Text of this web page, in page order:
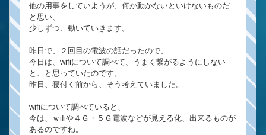
他の用事をしていようが、何か動かないといけないものだ
と思い、
少しずつ、動いていきます。
昨日で、２回目の電波の話だったので、
今日は、wifiについて調べて、うまく繋がるようにしない
と、と思っていたのです。
昨日、寝付く前から、そう考えていました。
wifiについて調べていると、
今は、ｗifiや４Ｇ・５Ｇ電波などが見える化、出来るものが
あるのですね。